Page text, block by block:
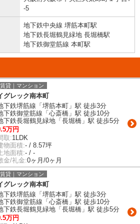
-5
地下鉄中央線 堺筋本町駅
地下鉄長堀鶴見緑地 長堀橋駅
地下鉄御堂筋線 本町駅
賃貸｜マンション
グレック南本町
下鉄堺筋線「堺筋本町」駅 徒歩3分
下鉄御堂筋線「心斎橋」駅 徒歩10分
下鉄長堀鶴見緑地「長堀橋」駅 徒歩5分
万円
取:1LDK
物面積:- / 8.57坪
地面積:- / -
金/礼金:0ヶ月/0ヶ月
賃貸｜マンション
グレック南本町
下鉄堺筋線「堺筋本町」駅 徒歩3分
下鉄御堂筋線「心斎橋」駅 徒歩10分
下鉄長堀鶴見緑地「長堀橋」駅 徒歩5分
万円